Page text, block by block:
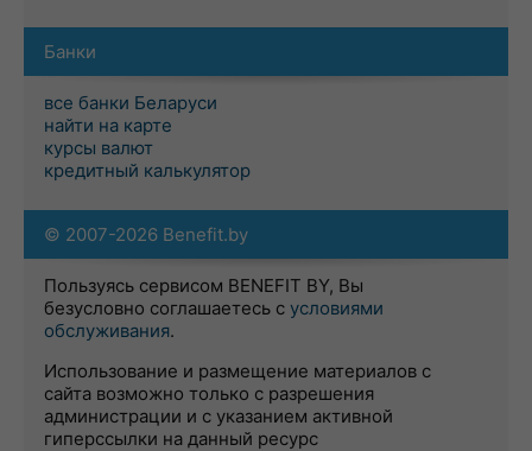
Банки
все банки Беларуси
найти на карте
курсы валют
кредитный калькулятор
© 2007-2026 Benefit.by
Пользуясь сервисом BENEFIT BY, Вы
безусловно соглашаетесь с условиями
обслуживания.
Использование и размещение материалов с
сайта возможно только с разрешения
администрации и с указанием активной
гиперссылки на данный ресурс